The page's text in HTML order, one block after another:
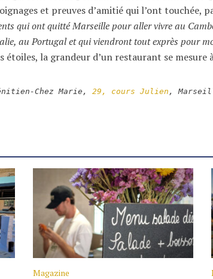
et preuves d’amitié qui l’ont touchée,
qui ont quitté Marseille pour aller vivre au
au Portugal et qui viendront tout exprès pour
étoiles, la grandeur d’un restaurant se mesure
Chez Marie,29, cours Julien ,
Magazine